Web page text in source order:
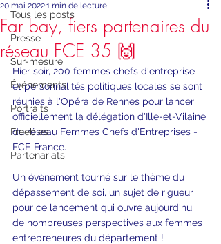
Tous les posts
Presse
Sur-mesure
Événements
Portraits
Freebies
Partenariats
Far bay, fiers partenaires du
réseau FCE 35 🙌
20 mai 20221 min de lecture
Hier soir, 200 femmes chefs d'entreprise
et personnalités politiques locales se sont
réunies à l'Opéra de Rennes pour lancer
officiellement la délégation d'Ille-et-Vilaine
du réseau Femmes Chefs d'Entreprises -
FCE France.
Un évènement tourné sur le thème du
dépassement de soi, un sujet de rigueur
pour ce lancement qui ouvre aujourd'hui
de nombreuses perspectives aux femmes
entrepreneures du département !